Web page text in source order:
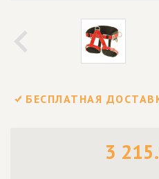
БЕСПЛАТНАЯ
3